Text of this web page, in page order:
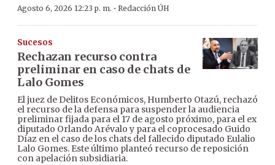
Agosto 6, 2026 12:23 p. m. · Redacción ÚH
Sucesos
Rechazan recurso contra
preliminar en caso de chats de
Lalo Gomes
El juez de Delitos Económicos, Humberto Otazú, rechazó
el recurso de la defensa para suspender la audiencia
preliminar fijada para el 17 de agosto próximo, para el ex
diputado Orlando Arévalo y para el coprocesado Guido
Díaz en el caso de los chats del fallecido diputado Eulalio
Lalo Gomes. Este último planteó recurso de reposición
con apelación subsidiaria.